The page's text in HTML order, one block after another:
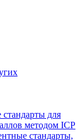
для
методом ICP
стандарты,